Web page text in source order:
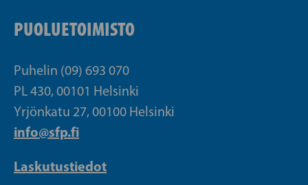
PUOLUETOIMISTO
Puhelin (09) 693 070
PL 430, 00101 Helsinki
Yrjönkatu 27, 00100 Helsinki
info@sfp.fi
Laskutustiedot